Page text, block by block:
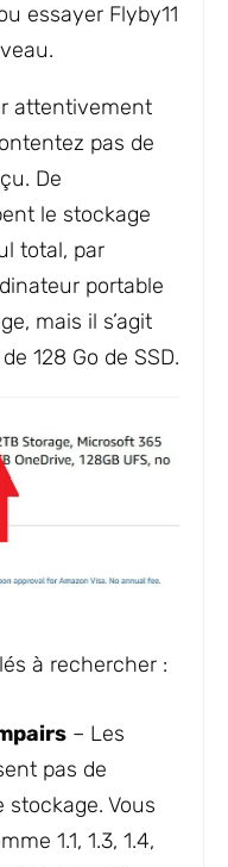
essayer Flyby11
attentivement
pas de
De
le stockage
total, par
portable
mais il s’agit
128 Go de SSD.
à rechercher :
– Les
pas de
Vous
1.1, 1.3, 1.4,